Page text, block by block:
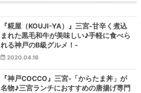
『糀屋（KOUJI-YA）』三宮-甘辛く煮込
まれた黒毛和牛が美味しい♪手軽に食べら
れる神戸のB級グルメ！-
2020.04.16
『神戸COCCO』三宮-「からたま丼」が
名物♪三宮ランチにおすすめの唐揚げ専門